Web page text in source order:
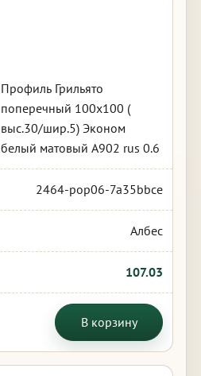
Профиль Грильято
поперечный 100х100 (
выс.30/шир.5) Эконом
белый матовый А902 rus 0.6
2464-pop06-7a35bbce
Албес
107.03
В корзину